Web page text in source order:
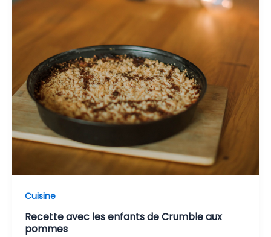
Cuisine
Recette avec les enfants de Crumble aux
pommes